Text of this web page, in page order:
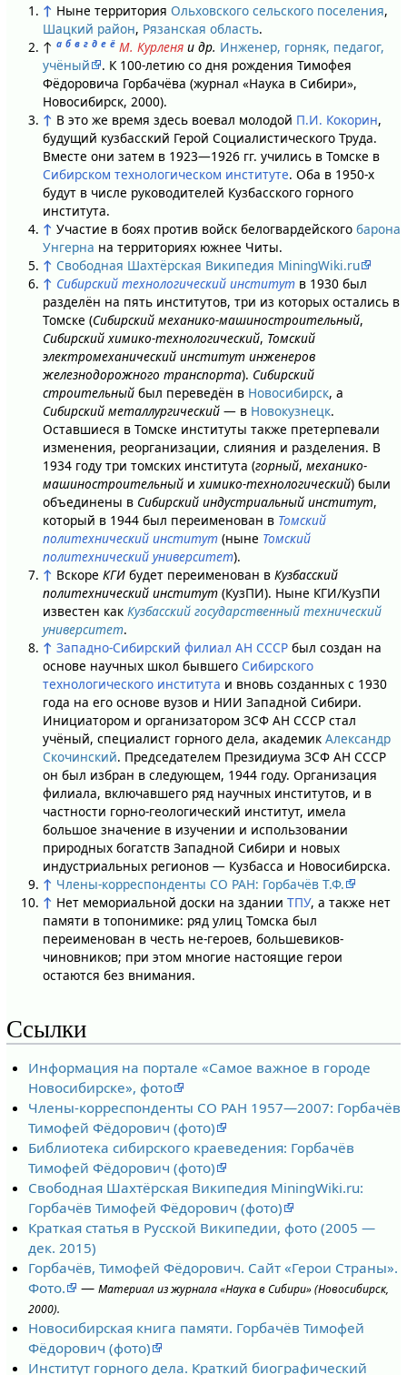
↑ Ныне территория Ольховского сельского поселения,
Шацкий район, Рязанская область.
↑ а б в г д е ё М. Курленяи др. Инженер, горняк, педагог,
учёный
. К 100-летию со дня рождения Тимофея
Фёдоровича Горбачёва (журнал «Наука в Сибири»,
Новосибирск, 2000).
↑ В это же время здесь воевал молодой П.И. Кокорин,
будущий кузбасский Герой Социалистического Труда.
Вместе они затем в 1923—1926 гг. учились в Томске в
Сибирском технологическом институте. Оба в 1950-х
будут в числе руководителей Кузбасского горного
института.
↑ Участие в боях против войск белогвардейского барона
Унгерна на территориях южнее Читы.
↑ Свободная Шахтёрская Википедия MiningWiki.ru
↑ Сибирский технологический институтв 1930 был
разделён на пять институтов, три из которых остались в
Томске (Сибирский механико-машиностроительный,
Сибирский химико-технологический, Томский
электромеханический институт инженеров
железнодорожного транспорта). Сибирский
строительныйбыл переведён в Новосибирск, а
Сибирский металлургический— в Новокузнецк.
Оставшиеся в Томске институты также претерпевали
изменения, реорганизации, слияния и разделения. В
1934 году три томских института (горный, механико-
машиностроительныйихимико-технологический) были
объединены в Сибирский индустриальный институт,
который в 1944 был переименован в Томский
политехнический институт(ныне Томский
политехнический университет).
↑ Вскоре КГИбудет переименован в Кузбасский
политехнический институт(КузПИ). Ныне КГИ/КузПИ
известен как Кузбасский государственный технический
университет.
↑ Западно-Сибирский филиал АН СССРбыл создан на
основе научных школ бывшего Сибирского
технологического института и вновь созданных с 1930
года на его основе вузов и НИИ Западной Сибири.
Инициатором и организатором ЗСФ АН СССР стал
учёный, специалист горного дела, академик Александр
Скочинский. Председателем Президиума ЗСФ АН СССР
он был избран в следующем, 1944 году. Организация
филиала, включавшего ряд научных институтов, и в
частности горно-геологический институт, имела
большое значение в изучении и использовании
природных богатств Западной Сибири и новых
индустриальных регионов — Кузбасса и Новосибирска.
↑ Члены-корреспонденты СО РАН: Горбачёв Т.Ф.
↑ Нет мемориальной доски на здании ТПУ, а также нет
памяти в топонимике: ряд улиц Томска был
переименован в честь не-героев, большевиков-
чиновников; при этом многие настоящие герои
остаются без внимания.
Ссылки
Информация на портале «Самое важное в городе
Новосибирске», фото
Члены-корреспонденты СО РАН 1957—2007: Горбачёв
Тимофей Фёдорович (фото)
Библиотека сибирского краеведения: Горбачёв
Тимофей Фёдорович (фото)
Свободная Шахтёрская Википедия MiningWiki.ru:
Горбачёв Тимофей Фёдорович (фото)
Краткая статья в Русской Википедии, фото (2005 —
дек. 2015)
Горбачёв, Тимофей Фёдорович. Сайт «Герои Страны».
Фото.
—Материал из журнала «Наука в Сибири» (Новосибирск,
2000).
Новосибирская книга памяти. Горбачёв Тимофей
Фёдорович (фото)
Институт горного дела. Краткий биографический